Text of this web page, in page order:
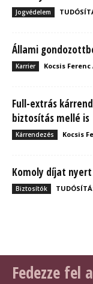
Jogvédelem
Állami
Karrier Kocsis
Full-extrás
biztosítás mellé is
Kárrendezés Kocsis
Komoly díjat nyert
Biztosítók
Fedezze fel